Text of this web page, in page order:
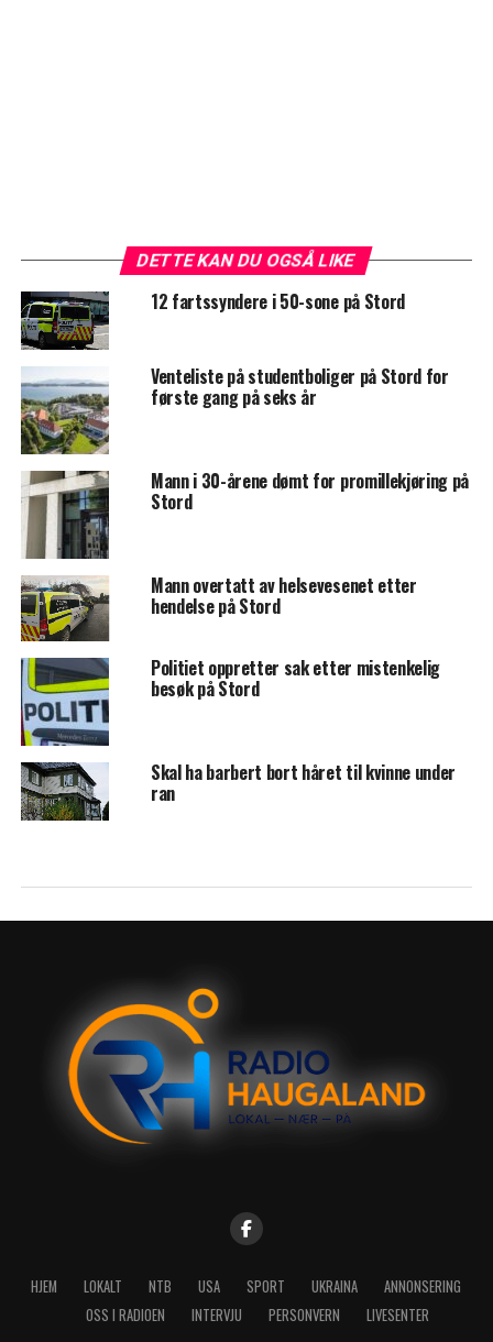
DETTE KAN DU OGSÅ LIKE
12 fartssyndere i 50-sone på Stord
Venteliste på studentboliger på Stord for
første gang på seks år
Mann i 30-årene dømt for promillekjøring på
Stord
Mann overtatt av helsevesenet etter
hendelse på Stord
Politiet oppretter sak etter mistenkelig
besøk på Stord
Skal ha barbert bort håret til kvinne under
ran
HJEM LOKALT NTB USA SPORT UKRAINA
ANNONSERING
OSS I RADIOEN
INTERVJU PERSONVERN LIVESENTER